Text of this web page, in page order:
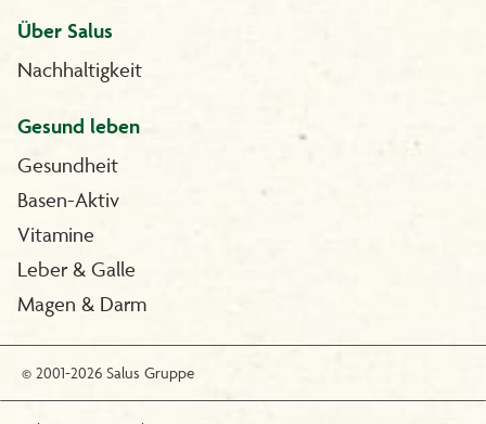
Über Salus
Nachhaltigkeit
Gesund leben
Gesundheit
Basen-Aktiv
Vitamine
Leber & Galle
Magen & Darm
© 2001-2026 Salus Gruppe